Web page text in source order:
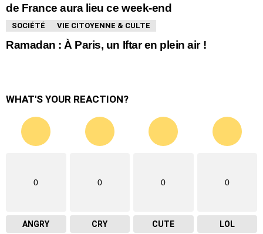
de France aura lieu ce week-end
SOCIÉTÉ VIE CITOYENNE & CULTE
Ramadan : À Paris, un Iftar en plein air !
WHAT'S YOUR REACTION?
0
ANGRY
0
CRY
0
CUTE
0
LOL